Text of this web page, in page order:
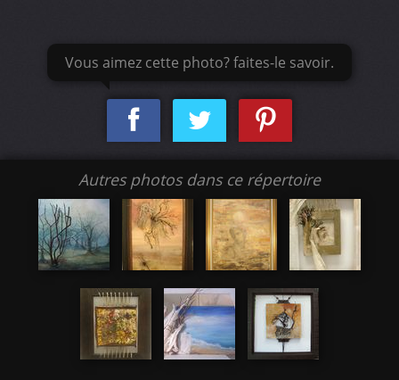
Vous aimez cette photo? faites-le savoir.
Autres photos dans ce répertoire